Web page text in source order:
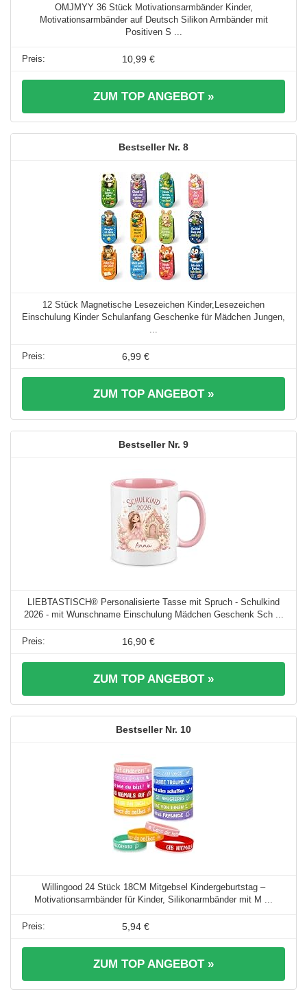
OMJMYY 36 Stück Motivationsarmbänder Kinder,
Motivationsarmbänder auf Deutsch Silikon Armbänder mit
Positiven S ...
10,99 €
ZUM TOP ANGEBOT »
8
12 Stück Magnetische Lesezeichen Kinder,Lesezeichen
Einschulung Kinder Schulanfang Geschenke für Mädchen Jungen,
...
6,99 €
ZUM TOP ANGEBOT »
9
LIEBTASTISCH® Personalisierte Tasse mit Spruch - Schulkind
2026 - mit Wunschname Einschulung Mädchen Geschenk Sch ...
16,90 €
ZUM TOP ANGEBOT »
10
Willingood 24 Stück 18CM Mitgebsel Kindergeburtstag –
Motivationsarmbänder für Kinder, Silikonarmbänder mit M ...
5,94 €
ZUM TOP ANGEBOT »